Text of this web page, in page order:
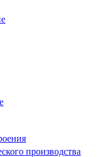
производства